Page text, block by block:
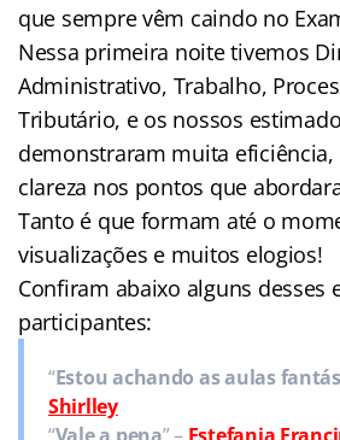
que sempre vêm caindo no
Nessa primeira noite tivemos
Administrativo, Trabalho,
Tributário, e os nossos
demonstraram muita
clareza nos pontos que
Tanto é que formam até o
visualizações e muitos elogios!
Confiram abaixo alguns desses
participantes:
“Estou achando as aulas
Shirlley